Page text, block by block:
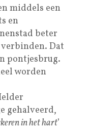
middels een
en
beter
Dat
pontjesbrug.
worden
gehalveerd,
in het hart’